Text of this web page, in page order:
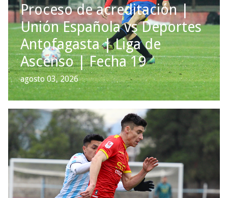
Proceso de acreditación |
Unión Española vs Deportes
Antofagasta | Liga de
Ascenso | Fecha 19
agosto 03, 2026